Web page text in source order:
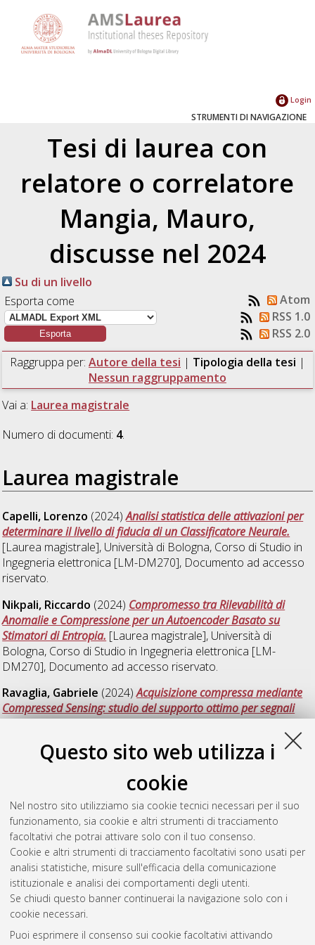
Questo sito web utilizza i
cookie
Nel nostro sito utilizziamo sia cookie tecnici necessari per il suo
funzionamento, sia cookie e altri strumenti di tracciamento
facoltativi che potrai attivare solo con il tuo consenso.
Cookie e altri strumenti di tracciamento facoltativi sono usati per
analisi statistiche, misure sull'efficacia della comunicazione
istituzionale e analisi dei comportamenti degli utenti.
Se chiudi questo banner continuerai la navigazione solo con i
cookie necessari.
Puoi esprimere il consenso sui cookie facoltativi attivando
Login
STRUMENTI DI NAVIGAZIONE
Tesi di laurea con
relatore o correlatore
Mangia, Mauro,
discusse nel 2024
Su di un livello
Esporta come
Atom
RSS 1.0
RSS 2.0
Raggruppa per: Autore della tesi | Tipologia della tesi |
Nessun raggruppamento
Vai a: Laurea magistrale
Numero di documenti: 4.
Laurea magistrale
Capelli, Lorenzo (2024)Analisi statistica delle attivazioni per
determinare il livello di fiducia di un Classificatore Neurale.
[Laurea magistrale], Università di Bologna, Corso di Studio in
Ingegneria elettronica [LM-DM270], Documento ad accesso
riservato.
Nikpali, Riccardo (2024) Compromesso tra Rilevabilità di
Anomalie e Compressione per un Autoencoder Basato su
Stimatori di Entropia. [Laurea magistrale], Università di
Bologna, Corso di Studio in Ingegneria elettronica [LM-
DM270], Documento ad accesso riservato.
Ravaglia, Gabriele (2024)Acquisizione compressa mediante
Compressed Sensing: studio del supporto ottimo per segnali
non perfettamente sparsi e dell'impatto sulla individuazione di
[Laurea magistrale], Università di Bologna,
Corso di Studio inIngegneria elettronica [LM-DM270]
(2024)Analisi delle relazioni tra le
progettazione di reti neurali profonde.[Laurea magistrale],
Università di Bologna, Corso di Studio in Ingegneria elettronica
[LM-DM270], Documento ad accesso riservato.
Questa lista e' stata generata ilThu Aug 6 17:40:42 2026
CEST
Atom